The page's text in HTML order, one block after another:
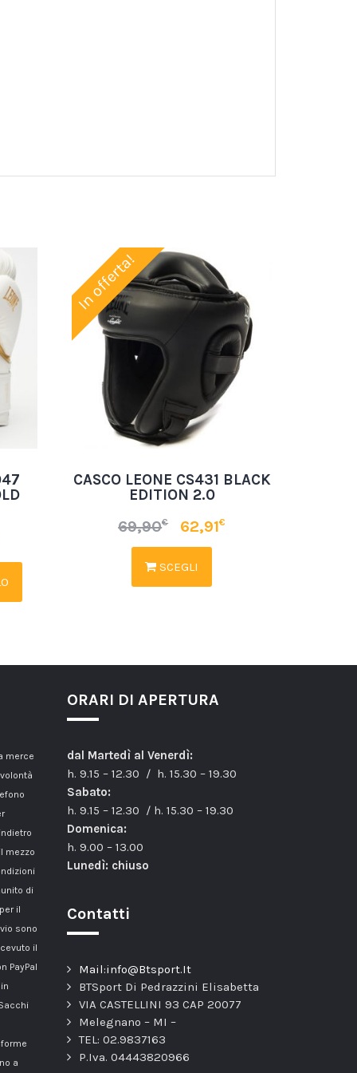
In offerta!
CASCO LEONE CS431 BLACK
EDITION 2.0
69,90€ 62,91€
SCEGLI
merce
mezzo
di
il
sono
il
PayPal
a
ORARI DI APERTURA
dal Martedì al Venerdì:
h. 9.15 – 12.30 / h. 15.30 – 19.30
Sabato:
h. 9.15 – 12.30 / h. 15.30 – 19.30
Domenica:
h. 9.00 – 13.00
Lunedì: chiuso
Contatti
Mail:info@Btsport.It
BTSport Di Pedrazzini Elisabetta
VIA CASTELLINI 93 CAP 20077
Melegnano – MI –
TEL: 02.9837163
P.Iva. 04443820966